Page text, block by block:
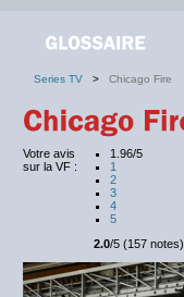
Series TV > Chicago Fire
Votre avis
sur la VF :
1.96/5
1
2
3
4
5
2.0/5 (157 notes)